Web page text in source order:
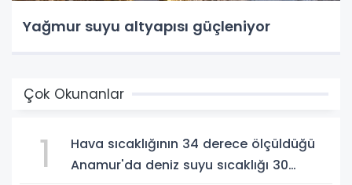
Yağmur suyu altyapısı güçleniyor
Çok Okunanlar
1
Hava sıcaklığının 34 derece ölçüldüğü
Anamur'da deniz suyu sıcaklığı 30